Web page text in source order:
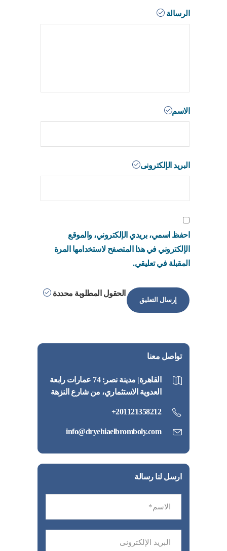
الرسالة
الاسم
البريد الإلكترونى
احفظ اسمي، بريدي الإلكتروني، والموقع
الإلكتروني في هذا المتصفح لاستخدامها المرة
المقبلة في تعليقي.
الحقول المطلوبة محددة
تواصل معنا
القاهرة| مدينة نصر: 74 عمارات رابعة
العدوية الاستثماري، من شارع النزهة
201121358212+
info@dryehiaelbromboly.com
ارسل لنا رسالة